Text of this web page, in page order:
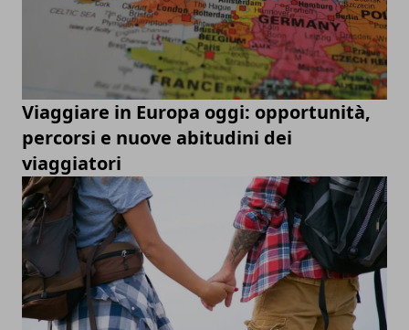
Viaggiare in Europa oggi: opportunità,
percorsi e nuove abitudini dei
viaggiatori